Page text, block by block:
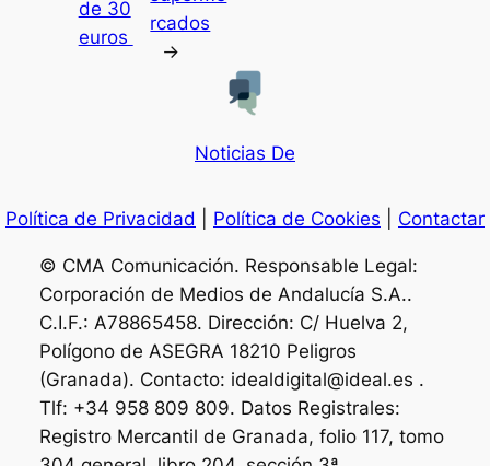
de 30
euros
rcados
→
Noticias De
Política de Privacidad Política de Cookies Contactar
© CMA Comunicación. Responsable Legal:
Corporación de Medios de Andalucía S.A..
C.I.F.: A78865458. Dirección: C/ Huelva 2,
Polígono de ASEGRA 18210 Peligros
(Granada). Contacto: idealdigital@ideal.es .
Tlf: +34 958 809 809. Datos Registrales:
Registro Mercantil de Granada, folio 117, tomo